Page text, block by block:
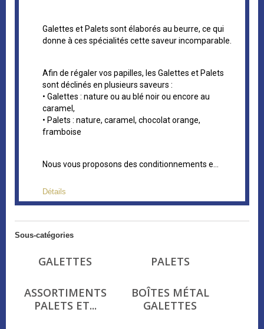
Galettes et Palets sont élaborés au beurre, ce qui
donne à ces spécialités cette saveur incomparable.
Afin de régaler vos papilles, les Galettes et Palets
sont déclinés en plusieurs saveurs :
• Galettes : nature ou au blé noir ou encore au
caramel,
• Palets : nature, caramel, chocolat orange,
framboise
Nous vous proposons des conditionnements e...
Détails
Sous-catégories
GALETTES PALETS
ASSORTIMENTS
PALETS ET...
BOÎTES MÉTAL
GALETTES